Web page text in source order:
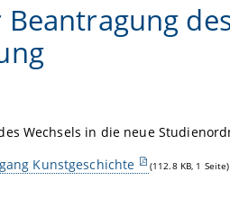
Wechsels in die neue
Kunstgeschichte (112.8 KB, 1 Seite)